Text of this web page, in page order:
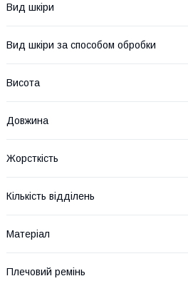
Вид шкіри
Вид шкіри за способом обробки
Висота
Довжина
Жорсткість
Кількість відділень
Матеріал
Плечовий ремінь